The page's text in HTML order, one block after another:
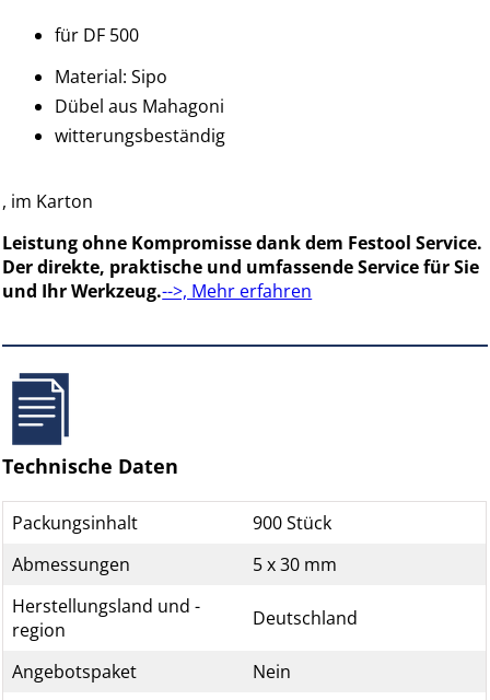
für DF 500
Material: Sipo
Dübel aus Mahagoni
witterungsbeständig
, im Karton
Leistung ohne Kompromisse dank dem Festool Service.
Der direkte, praktische und umfassende Service für Sie
und Ihr Werkzeug.-->, Mehr erfahren
Technische Daten
Packungsinhalt
900 Stück
Abmessungen
5 x 30 mm
Herstellungsland und -
region
Deutschland
Angebotspaket
Nein